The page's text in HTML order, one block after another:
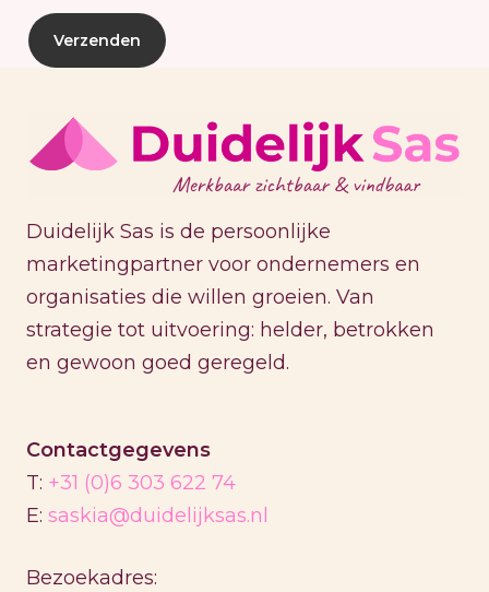
Duidelijk Sas is de persoonlijke
marketingpartner voor ondernemers en
organisaties die willen groeien. Van
strategie tot uitvoering: helder, betrokken
en gewoon goed geregeld.
Contactgegevens
T: +31 (0)6 303 622 74
E: saskia@duidelijksas.nl
Bezoekadres: